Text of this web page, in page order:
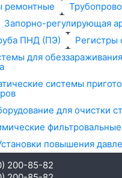
ремонтные
Запорно-регулирующая
ПНД (ПЭ)
Регистры
для
системы
для очистки
фильтровальные
повышения
200-85-82